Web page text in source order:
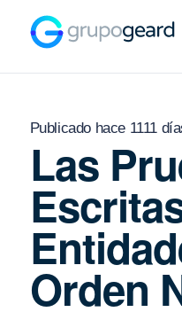
Publicado hace 1111
Las
Orden